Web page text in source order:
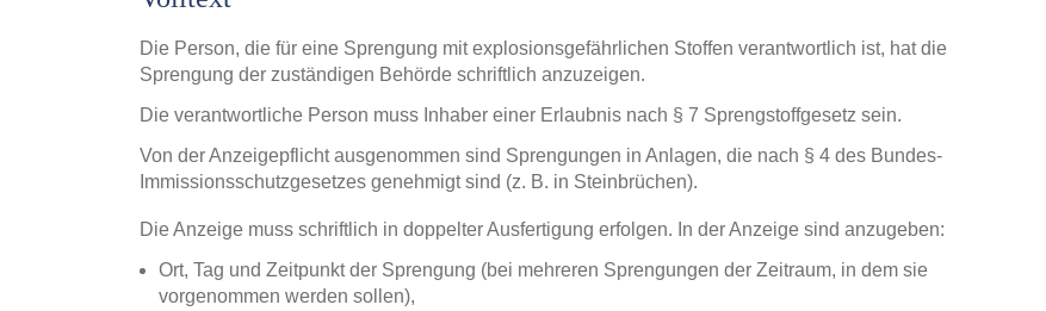
Die Person, die für eine Sprengung mit explosionsgefährlichen Stoffen verantwortlich ist, hat die
Sprengung der zuständigen Behörde schriftlich anzuzeigen.
Die verantwortliche Person muss Inhaber einer Erlaubnis nach § 7 Sprengstoffgesetz sein.
Von der Anzeigepflicht ausgenommen sind Sprengungen in Anlagen, die nach § 4 des Bundes-
Immissionsschutzgesetzes genehmigt sind (z. B. in Steinbrüchen).
Die Anzeige muss schriftlich in doppelter Ausfertigung erfolgen. In der Anzeige sind anzugeben:
Ort, Tag und Zeitpunkt der Sprengung (bei mehreren Sprengungen der Zeitraum, in dem sie
vorgenommen werden sollen),